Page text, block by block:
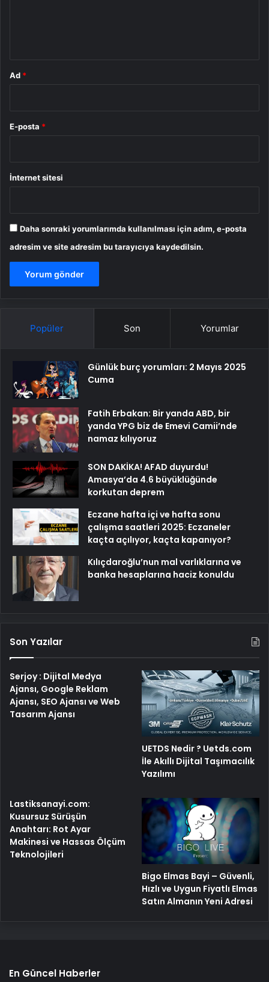
Ad *
E-posta *
İnternet sitesi
Daha sonraki yorumlarımda kullanılması için adım, e-posta
adresim ve site adresim bu tarayıcıya kaydedilsin.
Popüler Son Yorumlar
Günlük burç yorumları: 2 Mayıs 2025
Cuma
Fatih Erbakan: Bir yanda ABD, bir
yanda YPG biz de Emevi Camii’nde
namaz kılıyoruz
SON DAKİKA! AFAD duyurdu!
Amasya’da 4.6 büyüklüğünde
korkutan deprem
Eczane hafta içi ve hafta sonu
çalışma saatleri 2025: Eczaneler
kaçta açılıyor, kaçta kapanıyor?
Kılıçdaroğlu’nun mal varlıklarına ve
banka hesaplarına haciz konuldu
Son Yazılar
Serjoy : Dijital Medya
Ajansı, Google Reklam
Ajansı, SEO Ajansı ve Web
Tasarım Ajansı
UETDS Nedir ? Uetds.com
İle Akıllı Dijital Taşımacılık
Yazılımı
Lastiksanayi.com:
Kusursuz Sürüşün
Anahtarı: Rot Ayar
Makinesi ve Hassas Ölçüm
Teknolojileri
Bigo Elmas Bayi – Güvenli,
Hızlı ve Uygun Fiyatlı Elmas
Satın Almanın Yeni Adresi
En Güncel Haberler